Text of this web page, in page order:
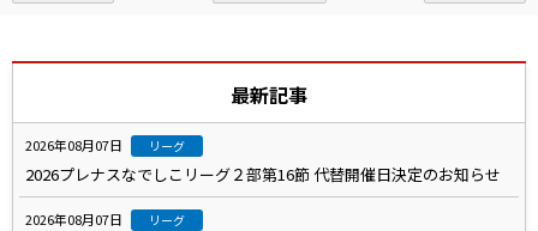
最新記事
2026年08月07日 リーグ
2026プレナスなでしこリーグ２部第16節 代替開催日決定のお知らせ
2026年08月07日 リーグ